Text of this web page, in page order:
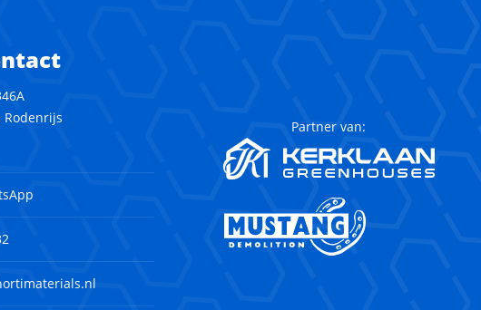
Rodenrijs
Partner van: